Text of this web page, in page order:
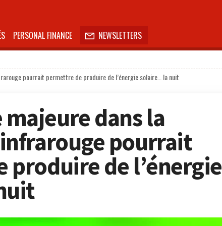
PERSONAL FINANCE  NEWSLETTERS
pourrait permettre de produire de l’énergie solaire… la nuit
majeure dans la
pourrait
produire de l’énergie